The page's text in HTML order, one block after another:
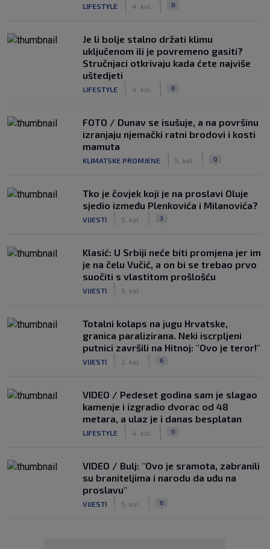
LIFESTYLE 4. kol. 0
Je li bolje stalno držati klimu
uključenom ili je povremeno gasiti?
Stručnjaci otkrivaju kada ćete najviše
uštedjeti
LIFESTYLE 4. kol. 0
FOTO / Dunav se isušuje, a na površinu
izranjaju njemački ratni brodovi i kosti
mamuta
KLIMATSKE PROMJENE 5. kol. 0
Tko je čovjek koji je na proslavi Oluje
sjedio između Plenkovića i Milanovića?
VIJESTI 5. kol. 3
Klasić: U Srbiji neće biti promjena jer im
je na čelu Vučić, a on bi se trebao prvo
suočiti s vlastitom prošlošću
VIJESTI 5. kol.
Totalni kolaps na jugu Hrvatske,
granica paralizirana. Neki iscrpljeni
putnici završili na Hitnoj: "Ovo je teror!"
VIJESTI 2. kol. 6
VIDEO / Pedeset godina sam je slagao
kamenje i izgradio dvorac od 48
metara, a ulaz je i danas besplatan
LIFESTYLE 4. kol. 0
VIDEO / Bulj: "Ovo je sramota, zabranili
su braniteljima i narodu da uđu na
proslavu"
VIJESTI 5. kol. 6